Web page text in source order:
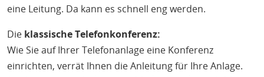
eine Leitung. Da kann es schnell eng werden.
Die klassische Telefonkonferenz:
Wie Sie auf Ihrer Telefonanlage eine Konferenz
einrichten, verrät Ihnen die Anleitung für Ihre Anlage.